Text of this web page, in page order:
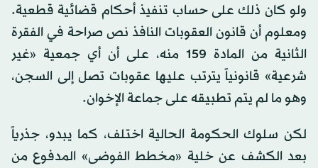
ولو كان ذلك على حساب تنفيذ أحكام قضائية قطعية.
ومعلوم أن قانون العقوبات النافذ نص صراحة في الفقرة
الثانية من المادة 159 منه، على أن أي جمعية «غير
شرعية» قانونياً يترتب عليها عقوبات تصل إلى السجن،
وهو ما لم يتم تطبيقه على جماعة الإخوان.
لكن سلوك الحكومة الحالية اختلف، كما يبدو، جذرياً
بعد الكشف عن خلية «مخطط الفوضى» المدفوع من